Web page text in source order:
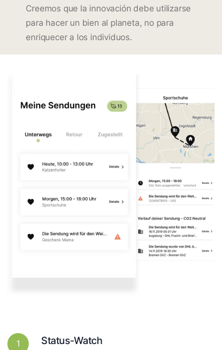
Creemos que la innovación debe utilizarse
para hacer un bien al planeta, no para
enriquecer a los individuos.
1 Status-Watch